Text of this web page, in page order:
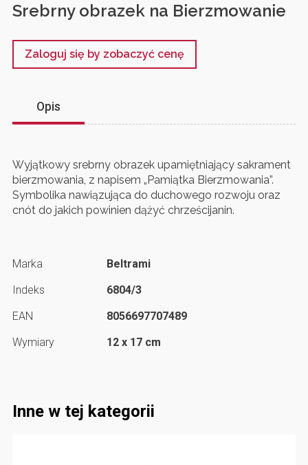
Srebrny obrazek na Bierzmowanie
Zaloguj się by zobaczyć cenę
Opis
Wyjątkowy srebrny obrazek upamiętniający sakrament
bierzmowania, z napisem „Pamiątka Bierzmowania”.
Symbolika nawiązująca do duchowego rozwoju oraz
cnót do jakich powinien dążyć chrześcijanin.
Marka
Beltrami
Indeks
6804/3
EAN
8056697707489
Wymiary
12 x 17 cm
Inne w tej kategorii